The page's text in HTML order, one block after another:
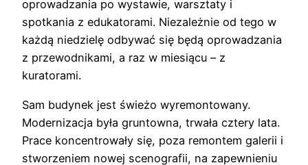
oprowadzania po wystawie, warsztaty i
spotkania z edukatorami. Niezależnie od tego w
każdą niedzielę odbywać się będą oprowadzania
z przewodnikami, a raz w miesiącu – z
kuratorami.
Sam budynek jest świeżo wyremontowany.
Modernizacja była gruntowna, trwała cztery lata.
Prace koncentrowały się, poza remontem galerii i
stworzeniem nowej scenografii, na zapewnieniu